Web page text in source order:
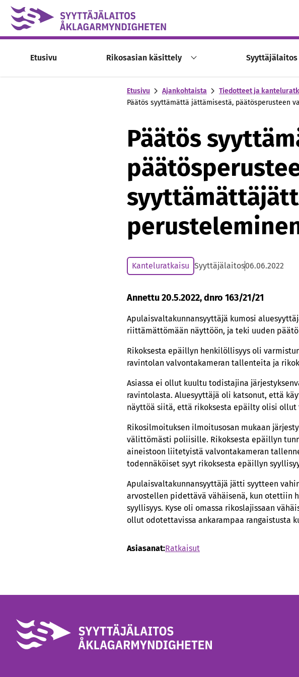
Skip to content -saavutettavuusohje
Etusivu Rikosasian käsittely Syyttäjälaitos
Etusivu Ajankohtaista
Tiedotteet ja
Päätös syyttämättä jättämisestä, päätösperusteen
Päätös
Kanteluratkaisu Syyttäjälaitos06.06.2022
Annettu 20.5.2022, dnro 163/21/21
Apulaisvaltakunnansyyttäjä kumosi
riittämättömään näyttöön, ja teki uuden
Rikoksesta epäillyn henkilöllisyys oli
ravintolan valvontakameran tallenteita ja
Asiassa ei ollut kuultu todistajina
ravintolasta. Aluesyyttäjä oli katsonut, että
näyttöä siitä, että rikoksesta epäilty olisi
Rikosilmoituksen ilmoitusosan mukaan
välittömästi poliisille. Rikoksesta epäillyn
aineistoon liitetyistä valvontakameran
todennäköiset syyt rikoksesta epäillyn
Apulaisvaltakunnansyyttäjä jätti syytteen
arvostellen pidettävä vähäisenä, kun otettiin
syyllisyys. Kyse oli omassa rikoslajissaan
ollut odotettavissa ankarampaa rangaistusta
Asiasanat:Ratkaisut